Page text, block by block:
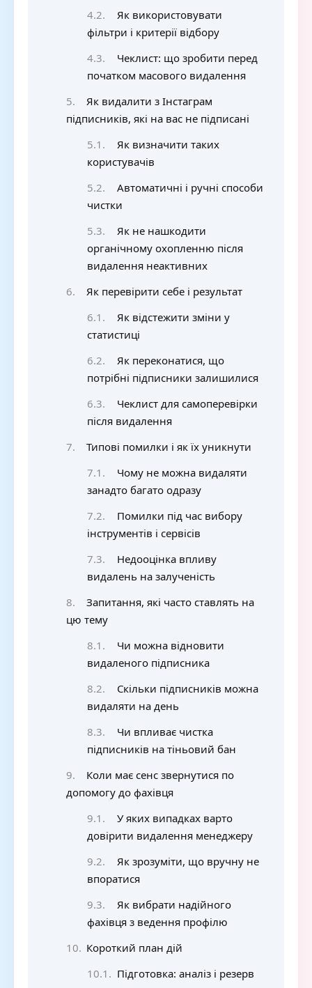
Як використовувати
фільтри і критерії відбору
Чеклист: що зробити перед
початком масового видалення
Як видалити з Інстаграм
підписників, які на вас не підписані
Як визначити таких
користувачів
Автоматичні і ручні способи
чистки
Як не нашкодити
органічному охопленню після
видалення неактивних
Як перевірити себе і результат
Як відстежити зміни у
статистиці
Як переконатися, що
потрібні підписники залишилися
Чеклист для самоперевірки
після видалення
Типові помилки і як їх уникнути
Чому не можна видаляти
занадто багато одразу
Помилки під час вибору
інструментів і сервісів
Недооцінка впливу
видалень на залученість
Запитання, які часто ставлять на
цю тему
Чи можна відновити
видаленого підписника
Скільки підписників можна
видаляти на день
Чи впливає чистка
підписників на тіньовий бан
Коли має сенс звернутися по
допомогу до фахівця
У яких випадках варто
довірити видалення менеджеру
Як зрозуміти, що вручну не
впоратися
Як вибрати надійного
фахівця з ведення профілю
Короткий план дій
Підготовка: аналіз і резерв